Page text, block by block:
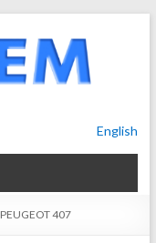
English
PEUGEOT 407